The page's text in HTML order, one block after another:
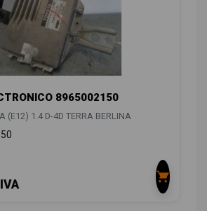
8965002150
(E12) 1.4 D-4D TERRA BERLINA